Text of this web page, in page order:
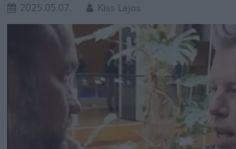
2025.05.07. Kiss Lajos